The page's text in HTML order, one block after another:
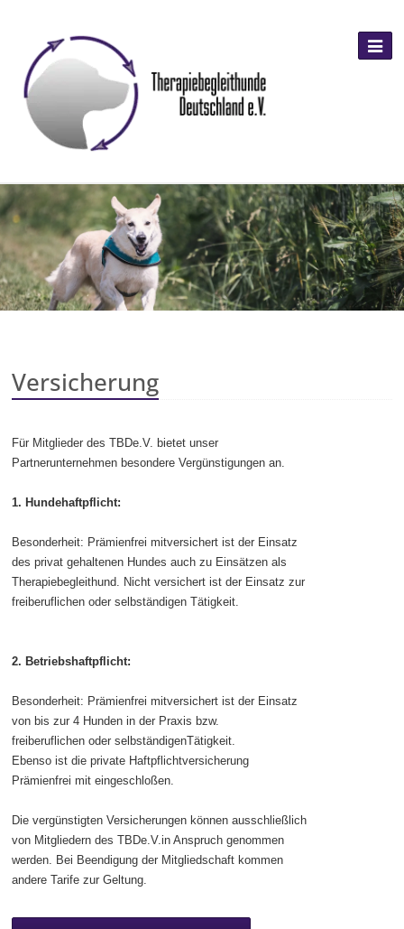
Versicherung
Für Mitglieder des TBDe.V. bietet unser
Partnerunternehmen besondere Vergünstigungen an.
1. Hundehaftpflicht:
Besonderheit: Prämienfrei mitversichert ist der Einsatz
des privat gehaltenen Hundes auch zu Einsätzen als
Therapiebegleithund. Nicht versichert ist der Einsatz zur
freiberuflichen oder selbständigen Tätigkeit.
2. Betriebshaftpflicht:
Besonderheit: Prämienfrei mitversichert ist der Einsatz
von bis zur 4 Hunden in der Praxis bzw.
freiberuflichen oder selbständigenTätigkeit.
Ebenso ist die private Haftpflichtversicherung
Prämienfrei mit eingeschloßen.
Die vergünstigten Versicherungen können ausschließlich
von Mitgliedern des TBDe.V.in Anspruch genommen
werden. Bei Beendigung der Mitgliedschaft kommen
andere Tarife zur Geltung.